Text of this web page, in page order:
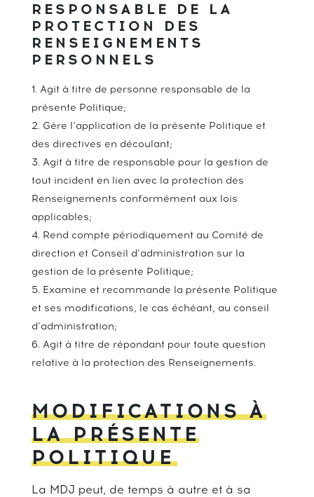
RESPONSABLE DE LA
PROTECTION DES
RENSEIGNEMENTS
PERSONNELS
Agit à titre de personne responsable de la
présente Politique;
Gère l’application de la présente Politique et
des directives en découlant;
Agit à titre de responsable pour la gestion de
tout incident en lien avec la protection des
Renseignements conformément aux lois
applicables;
Rend compte périodiquement au Comité de
direction et Conseil d’administration sur la
gestion de la présente Politique;
Examine et recommande la présente Politique
et ses modifications, le cas échéant, au conseil
d’administration;
Agit à titre de répondant pour toute question
relative à la protection des Renseignements.
MODIFICATIONS À
LA PRÉSENTE
POLITIQUE
La MDJ peut, de temps à autre et à sa